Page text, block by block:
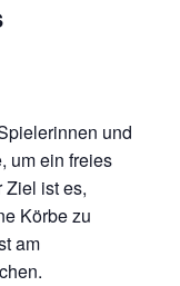
und
um ein freies
Ziel ist es,
Körbe zu
am